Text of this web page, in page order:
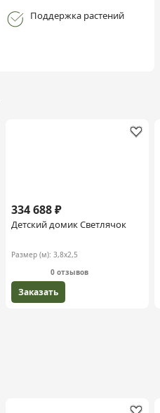
Поддержка растений
334 688 ₽
Детский домик Светлячок
Размер (м): 3,8х2,5
0 отзывов
Заказать